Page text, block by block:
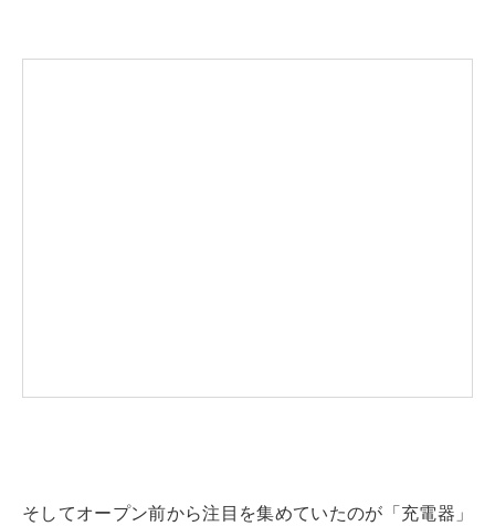
そしてオープン前から注目を集めていたのが「充電器」